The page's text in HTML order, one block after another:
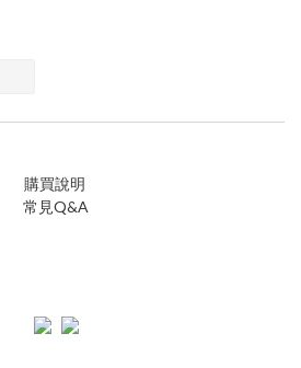
購買說明
常見Q&A